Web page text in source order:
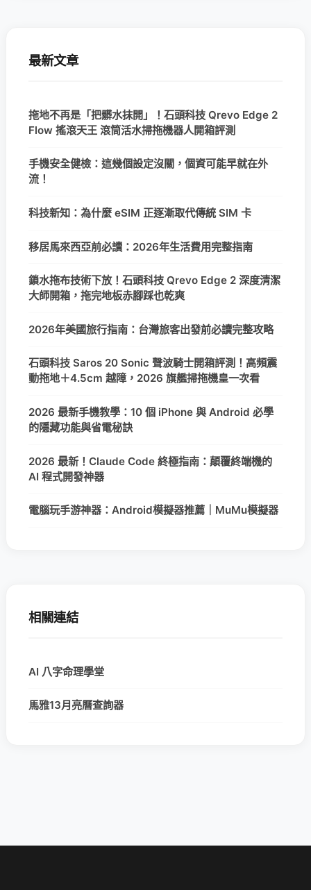
最新文章
拖地不再是「把髒水抹開」！石頭科技 Qrevo Edge 2
Flow 搖滾天王 滾筒活水掃拖機器人開箱評測
手機安全健檢：這幾個設定沒關，個資可能早就在外
流！
科技新知：為什麼 eSIM 正逐漸取代傳統 SIM 卡
移居馬來西亞前必讀：2026年生活費用完整指南
鎖水拖布技術下放！石頭科技 Qrevo Edge 2 深度清潔
大師開箱，拖完地板赤腳踩也乾爽
2026年美國旅行指南：台灣旅客出發前必讀完整攻略
石頭科技 Saros 20 Sonic 聲波騎士開箱評測！高頻震
動拖地＋4.5cm 越障，2026 旗艦掃拖機皇一次看
2026 最新手機教學：10 個 iPhone 與 Android 必學
的隱藏功能與省電秘訣
2026 最新！Claude Code 終極指南：顛覆終端機的
AI 程式開發神器
電腦玩手游神器：Android模擬器推薦｜MuMu模擬器
相關連結
AI 八字命理學堂
馬雅13月亮曆查詢器